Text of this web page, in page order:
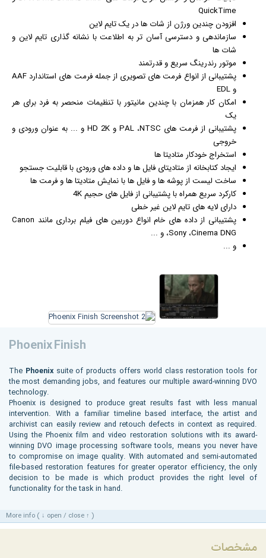
QuickTime
افزودن چندین ورژن از شات ها در یک تایم لاین
سازماندهی و دسترسی آسان تر به اطلاعت با نشانه گذاری تایم لاین و
شات ها
موتور رندرینگ سریع و قدرتمند
پشتیبانی از انواع فرمت های تصویری از جمله فرمت های استاندارد AAF
و EDL
امکان کار همزمان با چندین مانیتور با تنظیمات منحصر به فرد برای هر
یک
پشتیبانی از فرمت های PAL ،NTSC و HD 2K و ... به عنوان ورودی و
خروجی
استخراج خودکار متادیتا ها
ایجاد کتابخانه از متادیتای فایل ها و داده های ورودی با قابلیت جستجو
ساخت لیست از پوشه ها و فایل ها با نمایش متادیتا ها و فرمت ها
کارکرد سریع همراه با پشتیبانی از فایل های حجیم 4K
دارای لایه های تایم لاین غیر خطی
پشتیبانی از داده های خام انواع دوربین هایفیلم
برداری مانند Canon
،Sony ،Cinema DNG و ...
و ...
Phoenix Finish
The Phoenix suite of products offers world class restoration tools for
the most demanding jobs, and features our multiple award-winning DVO
technology.
Phoenix is designed to produce great results fast with less manual
intervention. With a familiar timeline based interface, the artist and
archivist can easily review and retouch defects in context as required.
Using the Phoenix film and video restoration solutions with its award-
winning DVO image processing software tools, means you never have
to compromise on image quality. With automated and semi-automated
file-based restoration features for greater operator efficiency, the only
decision to be made is which product provides the right level of
functionality for the task in hand.
More info ( ↓ open / close ↑ )
مشخصات